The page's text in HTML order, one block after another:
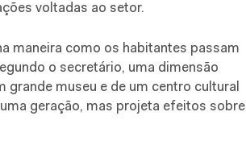
voltadas ao setor.
maneira como os habitantes passam
o secretário, uma dimensão
grande museu e de um centro cultural
geração, mas projeta efeitos sobre